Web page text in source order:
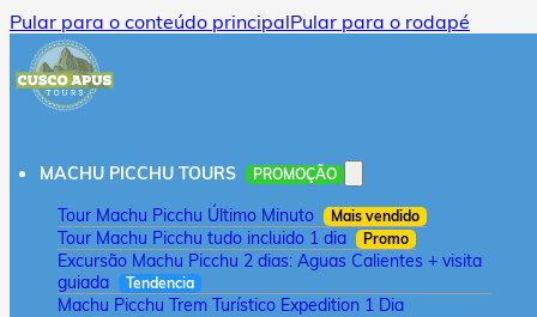
Pular para o conteúdo principalPular para o rodapé
MACHU PICCHU TOURS PROMOÇÃO
Tour Machu Picchu Último Minuto Mais vendido
Tour Machu Picchu tudo incluido 1 dia Promo
Excursão Machu Picchu 2 dias: Aguas Calientes + visita
guiada
Tendencia
Machu Picchu Trem Turístico Expedition 1 Dia